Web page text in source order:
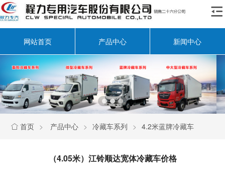

网站首页 产品中心 新闻中心
 首页 > 产品中心 > 冷藏车系列 > 4.2米蓝牌冷藏车
（4.05米）江铃顺达宽体冷藏车价格